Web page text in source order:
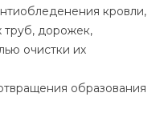
кровли,
труб, дорожек,
очистки их
образования